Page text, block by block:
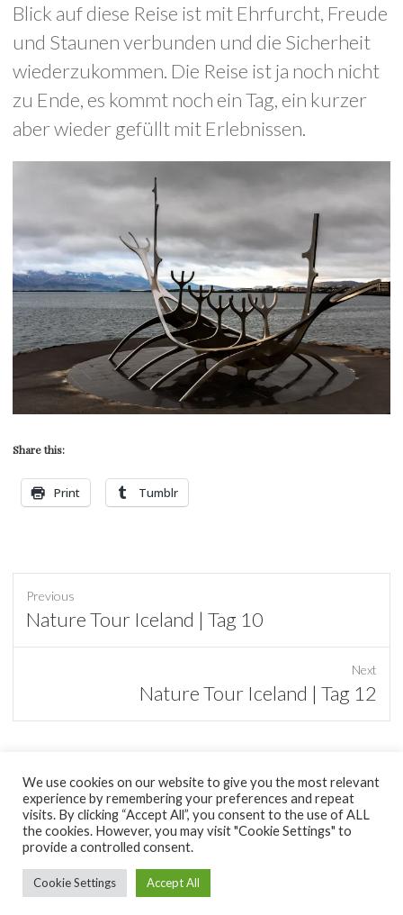
Blick auf diese Reise ist mit Ehrfurcht, Freude
und Staunen verbunden und die Sicherheit
wiederzukommen. Die Reise ist ja noch nicht
zu Ende, es kommt noch ein Tag, ein kurzer
aber wieder gefüllt mit Erlebnissen.
Share this:
Print Tumblr
Previous
Previous
post:
Nature Tour Iceland | Tag 10
Next
post:
Nature Tour Iceland | Tag 12
tumblr
Copyright © 2026minimal Pixel|
Theme Horse | Proudly Powered by:
We use cookies on our website to give you the most relevant
experience by remembering your preferences and repeat
visits. By clicking “Accept All”, you consent to the use of ALL
the cookies. However, you may visit "Cookie Settings" to
provide a controlled consent.
Cookie Settings Accept All